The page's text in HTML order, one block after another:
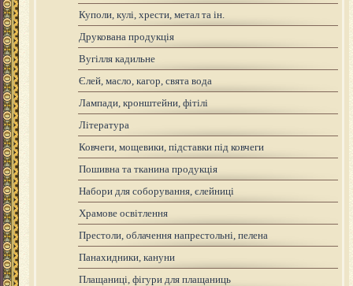
Куполи, кулі, хрести, метал та ін.
Друкована продукція
Вугілля кадильне
Єлей, масло, кагор, свята вода
Лампади, кронштейни, фітілі
Література
Ковчеги, мощевики, підставки під ковчеги
Пошивна та тканина продукція
Набори для соборування, єлейниці
Храмове освітлення
Престоли, облачення напрестольні, пелена
Панахидники, кануни
Плащаниці, фігури для плащаниць